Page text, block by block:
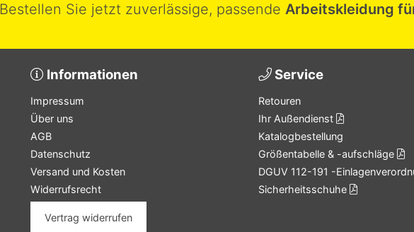
Bestellen Sie jetzt zuverlässige, passende Arbeitskleidung
Informationen
Impressum
Über uns
AGB
Datenschutz
Versand und Kosten
Widerrufsrecht
Vertrag widerrufen
Service
Retouren
Ihr Außendienst
Katalogbestellung
Größentabelle & -aufschläge
DGUV 112-191 -
Sicherheitsschuhe